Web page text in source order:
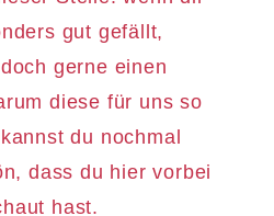
gut gefällt,
gerne einen
diese für uns so
du nochmal
dass du hier vorbei
hast.